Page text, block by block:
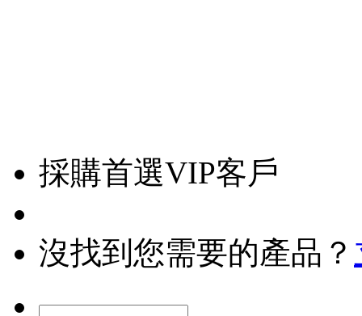
採購首選VIP客戶
沒找到您需要的產品？